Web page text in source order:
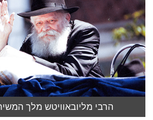
הרבי מליובאוויטש מלך